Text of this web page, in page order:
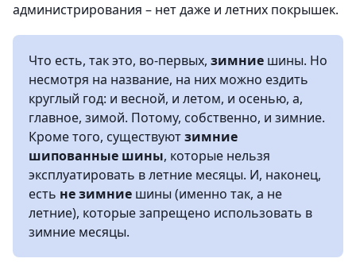
администрирования – нет даже и летних покрышек.
Что есть, так это, во-первых, зимние шины. Но
несмотря на название, на них можно ездить
круглый год: и весной, и летом, и осенью, а,
главное, зимой. Потому, собственно, и зимние.
Кроме того, существуютзимние
шипованные шины, которые нельзя
эксплуатировать в летние месяцы. И, наконец,
есть не зимние шины (именно так, а не
летние), которые запрещено использовать в
зимние месяцы.